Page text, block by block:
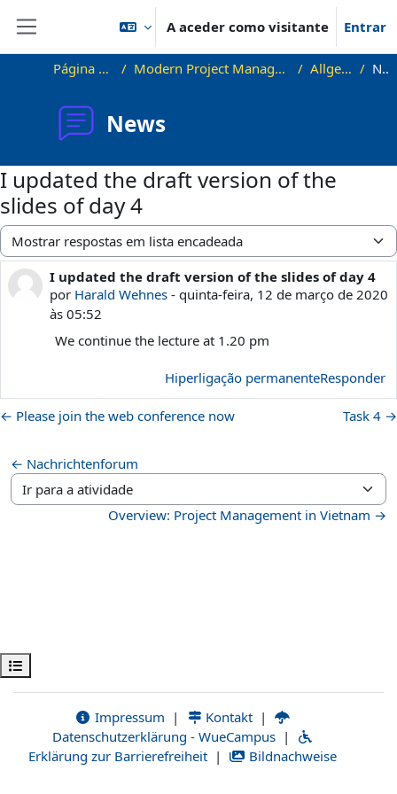
Ir para o conteúdo principal
A aceder como visitante Entrar
Abrir índice da disciplina
Página principal Modern Project Management in ICT, HUST Allgemeines News
News
I updated the draft version of the
slides of day 4
Modo de visualização
I updated the draft version of the slides of day 4
por Harald Wehnes- quinta-feira, 12 de março de 2020
às 05:52
Número de respostas: 0
We continue the lecture at 1.20 pm
Hiperligação permanenteResponder
← Please join the web conference now Task 4 →
← Nachrichtenforum
Ir para a atividade
Overview: Project Management in Vietnam →
Impressum | Kontakt |
Datenschutzerklärung - WueCampus |
Erklärung zur Barrierefreiheit | Bildnachweise